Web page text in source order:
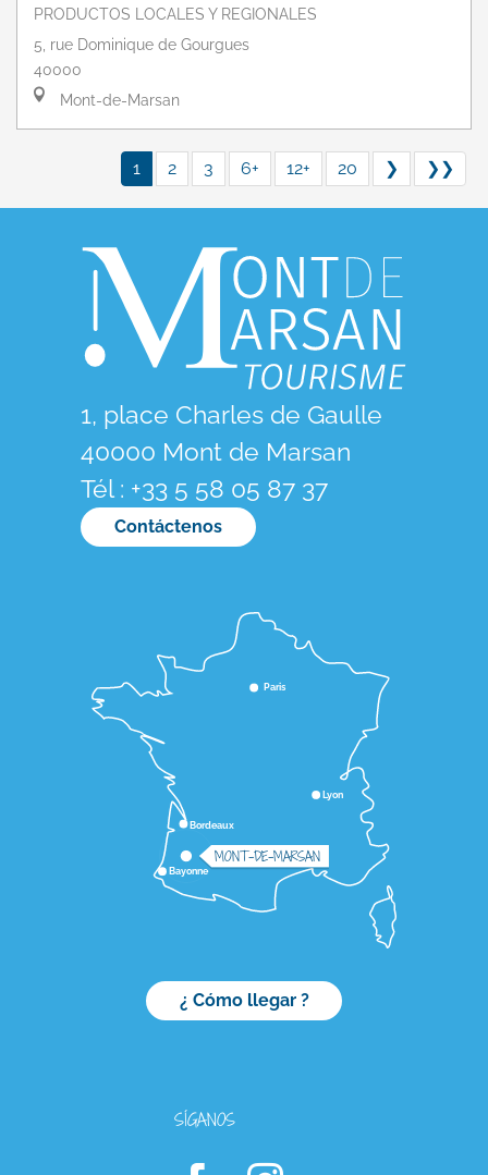
PRODUCTOS LOCALES Y REGIONALES
5, rue Dominique de Gourgues
40000
Mont-de-Marsan
1 2 3 6+ 12+ 20 ❯ ❯❯
1, place Charles de Gaulle
40000 Mont de Marsan
Tél : +33 5 58 05 87 37
Contáctenos
Lyon
Bordeaux
Paris
Bayonne
MONT-DE-MARSAN
¿ Cómo llegar ?
SÍGANOS